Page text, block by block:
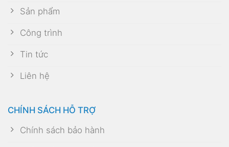
Sản phẩm
Công trình
Tin tức
Liên hệ
CHÍNH SÁCH HỖ TRỢ
Chính sách bảo hành